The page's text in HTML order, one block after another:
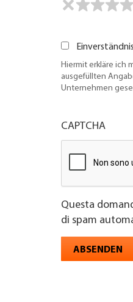
Hiermit erkläre ich
ausgefüllten
Unternehmen
CAPTCHA
Questa
di spam
ABSENDEN